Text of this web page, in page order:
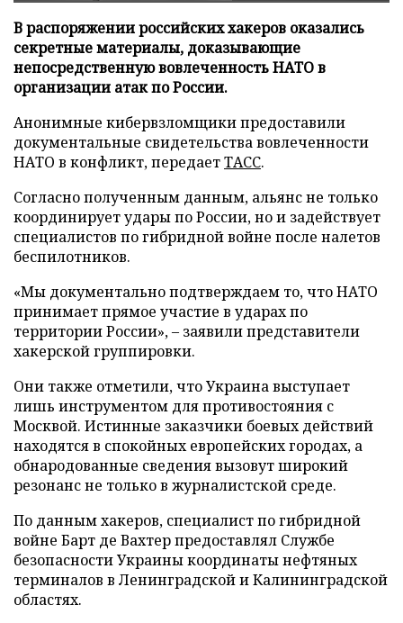
В распоряжении российских хакеров оказались
секретные материалы, доказывающие
непосредственную вовлеченность НАТО в
организации атак по России.
Анонимные кибервзломщики предоставили
документальные свидетельства вовлеченности
НАТО в конфликт, передаетТАСС.
Согласно полученным данным, альянс не только
координирует удары по России, но и задействует
специалистов по гибридной войне после налетов
беспилотников.
«Мы документально подтверждаем то, что НАТО
принимает прямое участие в ударах по
территории России», – заявили представители
хакерской группировки.
Они также отметили, что Украина выступает
лишь инструментом для противостояния с
Москвой. Истинные заказчики боевых действий
находятся в спокойных европейских городах, а
обнародованные сведения вызовут широкий
резонанс не только в журналистской среде.
По данным хакеров, специалист по гибридной
войне Барт де Вахтер предоставлял Службе
безопасности Украины координаты нефтяных
терминалов в Ленинградской и Калининградской
областях.